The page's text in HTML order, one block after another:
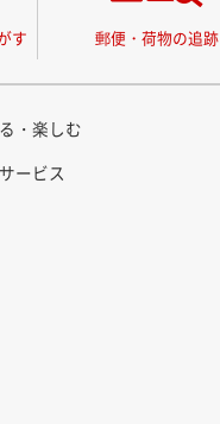
す 郵便・荷物の追跡
・楽しむ
ービス